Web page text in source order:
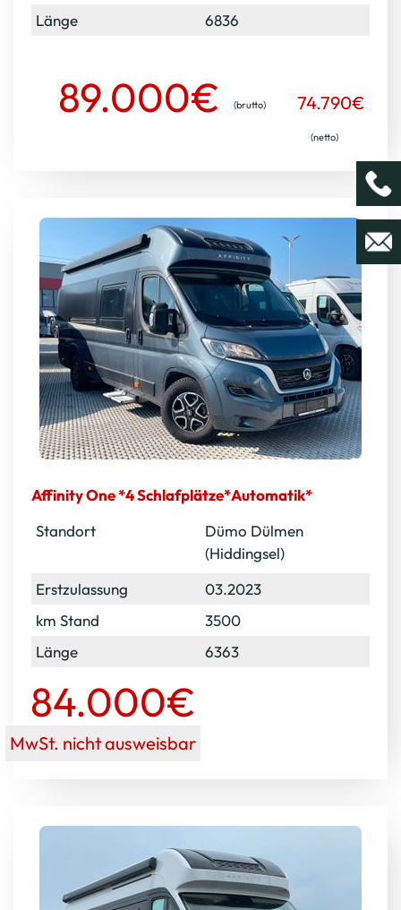
Länge
6836
89.000€ (brutto) 74.790€
(netto)
Affinity One *4 Schlafplätze*Automatik*
Standort
Erstzulassung
km Stand
Länge
Dümo Dülmen
(Hiddingsel)
03.2023
3500
6363
84.000€
MwSt. nicht ausweisbar